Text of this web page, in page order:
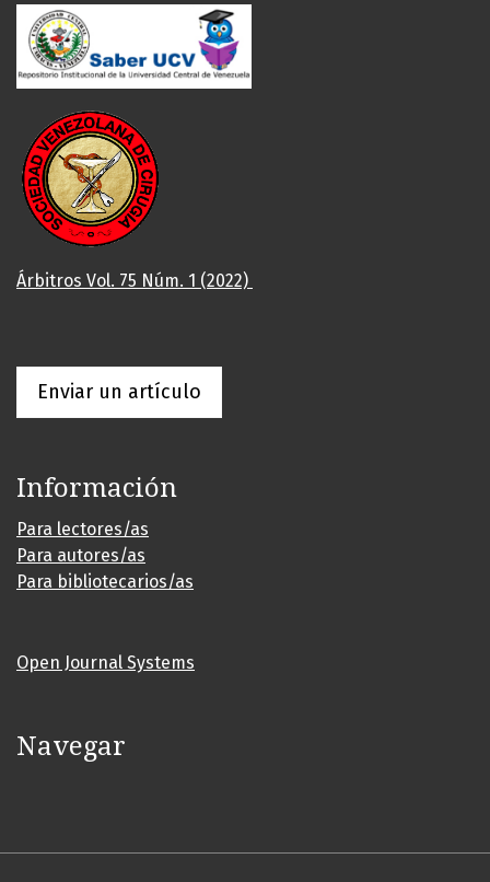
Árbitros Vol. 75 Núm. 1 (2022)
Enviar un artículo
Información
Para lectores/as
Para autores/as
Para bibliotecarios/as
Open Journal Systems
Navegar